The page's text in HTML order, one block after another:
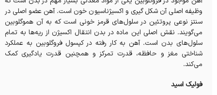
وظیفه اصلی آن شکل گیری و اکسیژناسیون خون است. آهن عضو اصلی در
سنتز نوعی پروتئین در سلول‌های قرمز خونی است که به آن هموگلوبین
می‌گویند. نقش اصلی این ماده در بدن انتقال اکسیژن از ریه‌ها به تمام
سلول‌های بدن است. آهن به کار رفته در کپسول فروگلوبین به عملکرد
شناختی مغز و حافظه، قدرت تمرکز و همچنین قدرت یادگیری کمک
می‌کند.
فولیک اسید